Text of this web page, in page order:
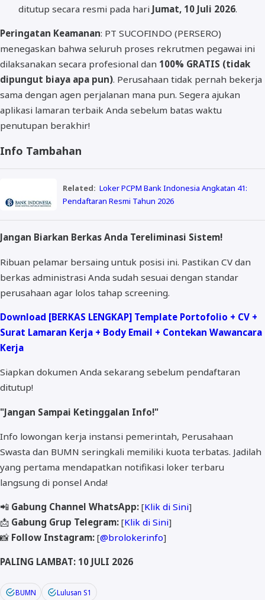
ditutup secara resmi pada hari Jumat, 10 Juli 2026.
Peringatan Keamanan: PT SUCOFINDO (PERSERO)
menegaskan bahwa seluruh proses rekrutmen pegawai ini
dilaksanakan secara profesional dan 100% GRATIS (tidak
dipungut biaya apa pun). Perusahaan tidak pernah bekerja
sama dengan agen perjalanan mana pun. Segera ajukan
aplikasi lamaran terbaik Anda sebelum batas waktu
penutupan berakhir!
Info Tambahan
Related: Loker PCPM Bank Indonesia Angkatan 41:
Pendaftaran Resmi Tahun 2026
Jangan Biarkan Berkas Anda Tereliminasi Sistem!
Ribuan pelamar bersaing untuk posisi ini. Pastikan CV dan
berkas administrasi Anda sudah sesuai dengan standar
perusahaan agar lolos tahap screening.
Download [BERKAS LENGKAP] Template Portofolio + CV +
Surat Lamaran Kerja + Body Email + Contekan Wawancara
Kerja
Siapkan dokumen Anda sekarang sebelum pendaftaran
ditutup!
"Jangan Sampai Ketinggalan Info!"
Info lowongan kerja instansi pemerintah, Perusahaan
Swasta dan BUMN seringkali memiliki kuota terbatas. Jadilah
yang pertama mendapatkan notifikasi loker terbaru
langsung di ponsel Anda!
📲 Gabung Channel WhatsApp: [Klik di Sini]
📩 Gabung Grup Telegram: [Klik di Sini]
📸 Follow Instagram: [@brolokerinfo]
PALING LAMBAT: 10 JULI 2026
BUMN Lulusan S1